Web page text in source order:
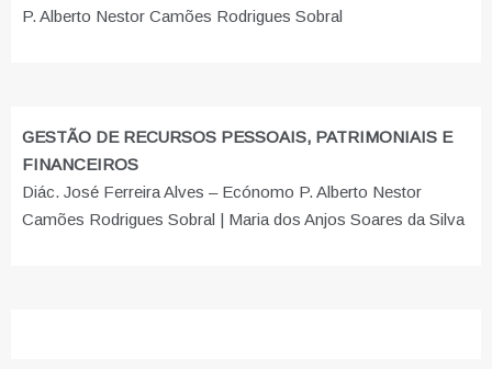
P. Alberto Nestor Camões Rodrigues Sobral
GESTÃO DE RECURSOS PESSOAIS, PATRIMONIAIS E
FINANCEIROS
Diác. José Ferreira Alves – Ecónomo P. Alberto Nestor
Camões Rodrigues Sobral | Maria dos Anjos Soares da Silva